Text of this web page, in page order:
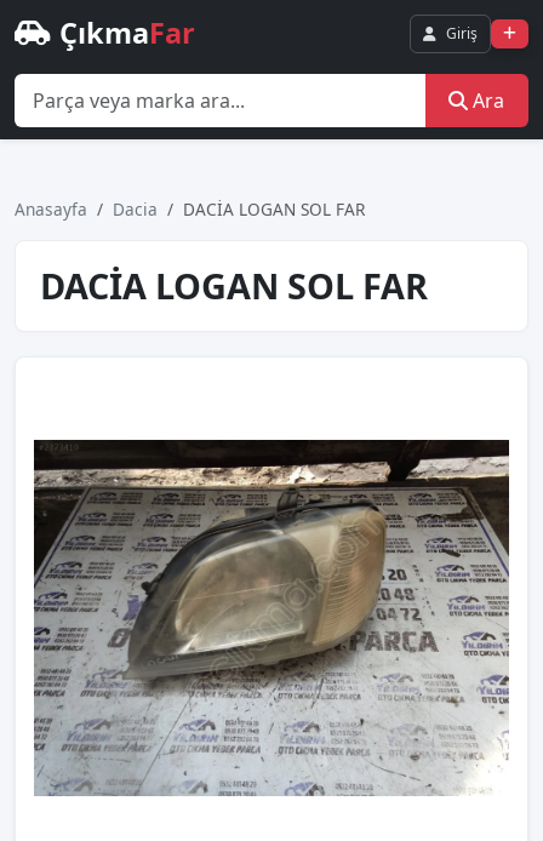
ÇıkmaFar Giriş
Ara
Anasayfa Dacia DACİA LOGAN SOL FAR
DACİA LOGAN SOL FAR